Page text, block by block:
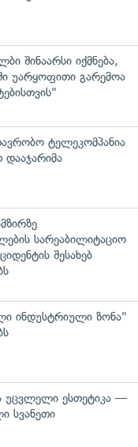
შინაარსი იქმნება,
უარყოფითი გარემოა
ტელეკომპანია
სარეაბილიტაციო
შესახებ
ინდუსტრიული ზონა"
უცვლელი ესთეტიკა —
სვანეთი